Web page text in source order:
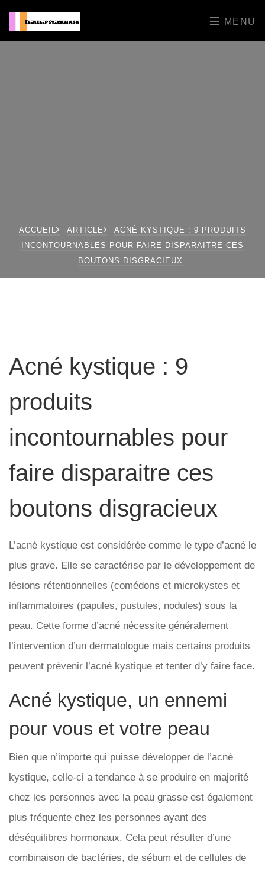
MENU
ACCUEIL ARTICLE
ACNÉ KYSTIQUE : 9 PRODUITS
INCONTOURNABLES POUR FAIRE DISPARAITRE CES
BOUTONS DISGRACIEUX
Acné kystique : 9
produits
incontournables pour
faire disparaitre ces
boutons disgracieux
L’acné kystique est considérée comme le type d’acné le
plus grave. Elle se caractérise par le développement de
lésions rétentionnelles (comédons et microkystes et
inflammatoires (papules, pustules, nodules) sous la
peau. Cette forme d’acné nécessite généralement
l’intervention d’un dermatologue mais certains produits
peuvent prévenir l’acné kystique et tenter d’y faire face.
Acné kystique, un ennemi
pour vous et votre peau
Bien que n’importe qui puisse développer de l’acné
kystique, celle-ci a tendance à se produire en majorité
chez les personnes avec la peau grasse est également
plus fréquente chez les personnes ayant des
déséquilibres hormonaux. Cela peut résulter d’une
combinaison de bactéries, de sébum et de cellules de